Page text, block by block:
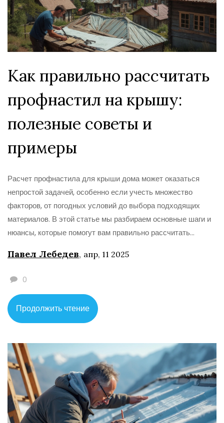
Как правильно рассчитать
профнастил на крышу:
полезные советы и
примеры
Расчет профнастила для крыши дома может оказаться
непростой задачей, особенно если учесть множество
факторов, от погодных условий до выбора подходящих
материалов. В этой статье мы разбираем основные шаги и
нюансы, которые помогут вам правильно рассчитать
того, делимся полезными советами по установке и
надежной.
Павел Лебедев, апр, 11 2025
0
Продолжить чтение